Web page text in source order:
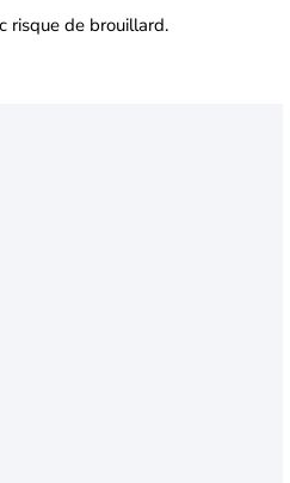
risque de brouillard.